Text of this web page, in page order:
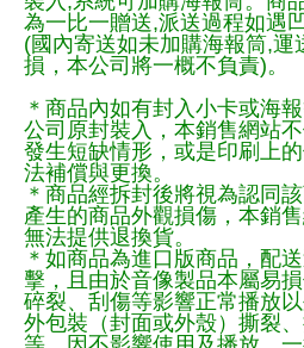
為一比一贈送,派送過程如遇
(國內寄送如未加購海報筒,運
損，本公司將一概不負責)。
＊商品內如有封入小卡或海
公司原封裝入，本銷售網站
發生短缺情形，或是印刷上
法補償與更換。
＊商品經拆封後將視為認同
產生的商品外觀損傷，本銷
無法提供退換貨。
＊如商品為進口版商品，配
擊，且由於音像製品本屬易
碎裂、刮傷等影響正常播放
外包裝（封面或外殼）撕裂